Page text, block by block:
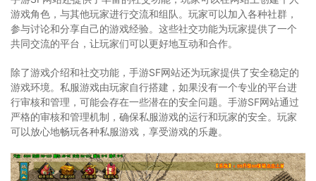
游戏角色，与其他玩家进行交流和组队。玩家可以加入各种社群，
参与讨论和分享自己的游戏经验。这些社交功能为玩家提供了一个
共同交流的平台，让玩家们可以更好地互动和合作。
除了游戏介绍和社交功能，手游SF网站还为玩家提供了安全稳定的
游戏环境。私服游戏由玩家自行搭建，如果没有一个专业的平台进
行审核和管理，可能会存在一些潜在的安全问题。手游SF网站通过
严格的审核和管理机制，确保私服游戏的运行和玩家的安全。玩家
可以放心地畅玩各种私服游戏，享受游戏的乐趣。